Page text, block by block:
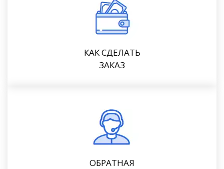
КАК СДЕЛАТЬ
ЗАКАЗ
ОБРАТНАЯ